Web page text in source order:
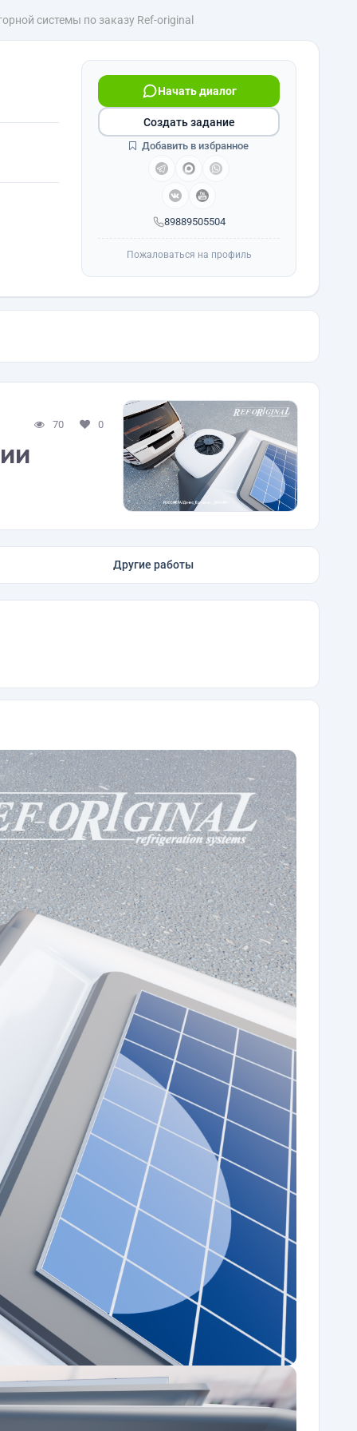
системы по заказу Ref-original
89889505504
Начать диалог
Создать задание
Добавить в избранное
Пожаловаться на профиль
70 0
Другие работы